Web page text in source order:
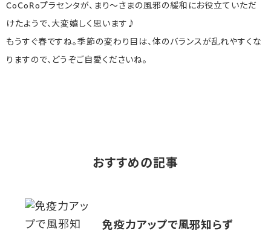
CoCoRoプラセンタが、まり～さまの風邪の緩和にお役立ていただ
けたようで、大変嬉しく思います♪
もうすぐ春ですね。季節の変わり目は、体のバランスが乱れやすくな
りますので、どうぞご自愛くださいね。
おすすめの記事
免疫力アップで風邪知らず